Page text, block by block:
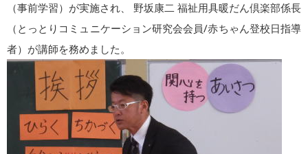
（事前学習）が実施され、 野坂康二 福祉用具暖だん倶楽部係長
（とっとりコミュニケーション研究会会員/赤ちゃん登校日指導
者）が講師を務めました。